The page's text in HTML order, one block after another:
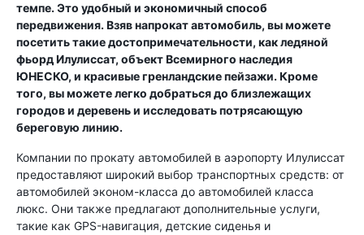
темпе. Это удобный и экономичный способ
передвижения. Взяв напрокат автомобиль, вы можете
посетить такие достопримечательности, как ледяной
фьорд Илулиссат, объект Всемирного наследия
ЮНЕСКО, и красивые гренландские пейзажи. Кроме
того, вы можете легко добраться до близлежащих
городов и деревень и исследовать потрясающую
береговую линию.
Компании по прокату автомобилей в аэропорту Илулиссат
предоставляют широкий выбор транспортных средств: от
автомобилей эконом-класса до автомобилей класса
люкс. Они также предлагают дополнительные услуги,
такие как GPS-навигация, детские сиденья и